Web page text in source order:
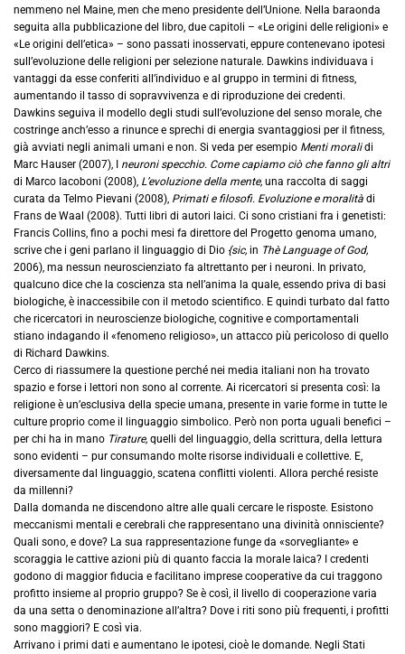
nemmeno nel Maine, men che meno presidente dell’Unione. Nella baraonda
seguita alla pubblicazione del libro, due capitoli – «Le origini delle religioni» e
«Le origini dell’etica» – sono passati inosservati, eppure contenevano ipotesi
sull’evoluzione delle religioni per selezione naturale. Dawkins individuava i
vantaggi da esse conferiti all’individuo e al gruppo in termini di fitness,
aumentando il tasso di sopravvivenza e di riproduzione dei credenti.
Dawkins seguiva il modello degli studi sull’evoluzione del senso morale, che
costringe anch’esso a rinunce e sprechi di energia svantaggiosi per il fitness,
già avviati negli animali umani e non. Si veda per esempio Menti moralidi
Marc Hauser (2007), I neuroni specchio. Come capiamo ciò che fanno gli altri
di Marco Iacoboni (2008), L’evoluzione della mente, una raccolta di saggi
curata da Telmo Pievani (2008), Primati e filosofi. Evoluzione e moralità di
Frans de Waal (2008). Tutti libri di autori laici. Ci sono cristiani fra i genetisti:
Francis Collins, fino a pochi mesi fa direttore del Progetto genoma umano,
scrive che i geni parlano il linguaggio di Dio {sic, in Thè Language of God,
2006), ma nessun neuroscienziato fa altrettanto per i neuroni. In privato,
qualcuno dice che la coscienza sta nell’anima la quale, essendo priva di basi
biologiche, è inaccessibile con il metodo scientifico. E quindi turbato dal fatto
che ricercatori in neuroscienze biologiche, cognitive e comportamentali
stiano indagando il «fenomeno religioso», un attacco più pericoloso di quello
di Richard Dawkins.
Cerco di riassumere la questione perché nei media italiani non ha trovato
spazio e forse i lettori non sono al corrente. Ai ricercatori si presenta così: la
religione è un’esclusiva della specie umana, presente in varie forme in tutte le
culture proprio come il linguaggio simbolico. Però non porta uguali benefici –
per chi ha in mano Tirature, quelli del linguaggio, della scrittura, della lettura
sono evidenti – pur consumando molte risorse individuali e collettive. E,
diversamente dal linguaggio, scatena conflitti violenti. Allora perché resiste
da millenni?
Dalla domanda ne discendono altre alle quali cercare le risposte. Esistono
meccanismi mentali e cerebrali che rappresentano una divinità onnisciente?
Quali sono, e dove? La sua rappresentazione funge da «sorvegliante» e
scoraggia le cattive azioni più di quanto faccia la morale laica? I credenti
godono di maggior fiducia e facilitano imprese cooperative da cui traggono
profitto insieme al proprio gruppo? Se è così, il livello di cooperazione varia
da una setta o denominazione all’altra? Dove i riti sono più frequenti, i profitti
sono maggiori? E così via.
Arrivano i primi dati e aumentano le ipotesi, cioè le domande. Negli Stati